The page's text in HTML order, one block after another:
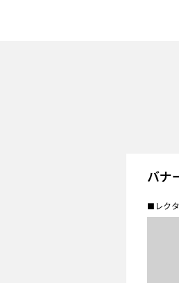
バナ
■レク